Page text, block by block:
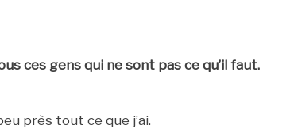
ces gens qui ne sont pas ce qu’il faut.
près tout ce que j’ai.